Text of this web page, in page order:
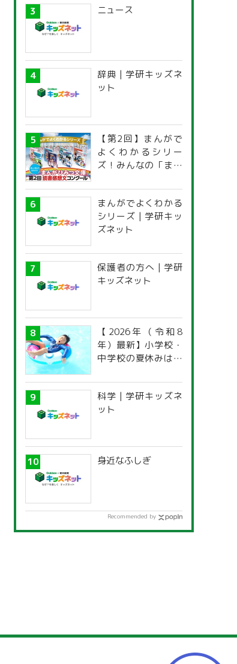
ニュース
辞典 | 学研キッズネ
ット
【第2回】まんがで
よくわかるシリー
ズ！みんなの「まん
感想文コンクール
まんがでよくわかる
シリーズ | 学研キッ
ズネット
保護者の方へ | 学研
キッズネット
【2026年（令和8
年）最新】小学校・
中学校の夏休みはい
道府県別「夏季休暇
一覧」
科学 | 学研キッズネ
ット
身近なふしぎ
Recommended by